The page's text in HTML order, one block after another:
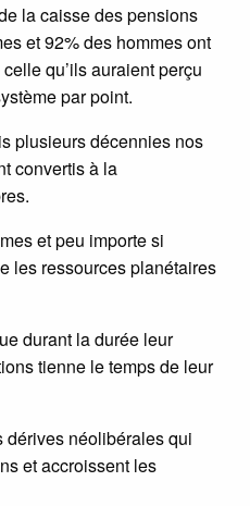
la caisse des pensions
et 92% des hommes ont
qu’ils auraient perçu
par point.
plusieurs décennies nos
convertis à la
et peu importe si
les ressources planétaires
durant la durée leur
tienne le temps de leur
dérives néolibérales qui
et accroissent les